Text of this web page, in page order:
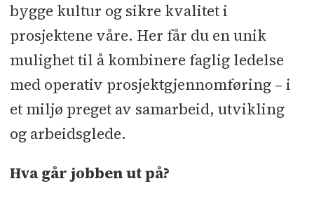
bygge kultur og sikre kvalitet i
prosjektene våre. Her får du en unik
mulighet til å kombinere faglig ledelse
med operativ prosjektgjennomføring – i
et miljø preget av samarbeid, utvikling
og arbeidsglede.
Hva går jobben ut på?